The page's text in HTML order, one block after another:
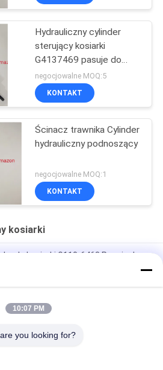
Hydrauliczny cylinder
sterujący kosiarki
G4137469 pasuje do
Jacobsen
negocjowalne MOQ:5
KONTAKT
Ścinacz trawnika Cylinder
hydrauliczny podnoszący
negocjowalne MOQ:1
KONTAKT
kosiarki
do kosiarki G110-6463 Pasuje do
hydrauliczny GTCA23466 Pasuje do
10:07 PM
you looking for?